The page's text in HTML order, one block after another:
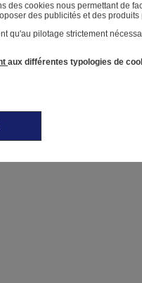
des cookies nous permettant de
des publicités et des
qu'au pilotage strictement
aux différentes typologies de